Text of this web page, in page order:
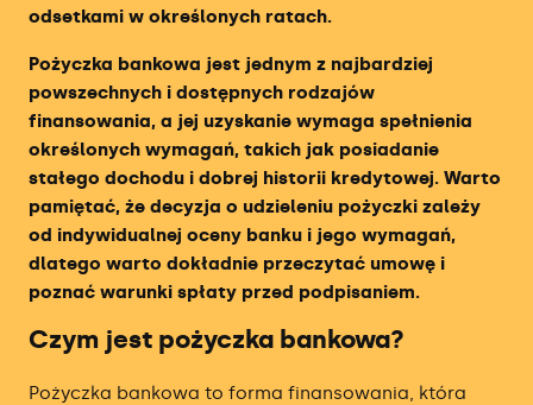
odsetkami w określonych ratach.
Pożyczka bankowa jest jednym z najbardziej
powszechnych i dostępnych rodzajów
finansowania, a jej uzyskanie wymaga spełnienia
określonych wymagań, takich jak posiadanie
stałego dochodu i dobrej historii kredytowej. Warto
pamiętać, że decyzja o udzieleniu pożyczki zależy
od indywidualnej oceny banku i jego wymagań,
dlatego warto dokładnie przeczytać umowę i
poznać warunki spłaty przed podpisaniem.
Czym jest pożyczka bankowa?
Pożyczka bankowa to forma finansowania, która
Ranking Brokerów Zagranicznych
Ranking Oprocentowanych Kont
Inwestycyjnych
Ranking Brokerów Obligacji
Ranking Firm Faktoringowych